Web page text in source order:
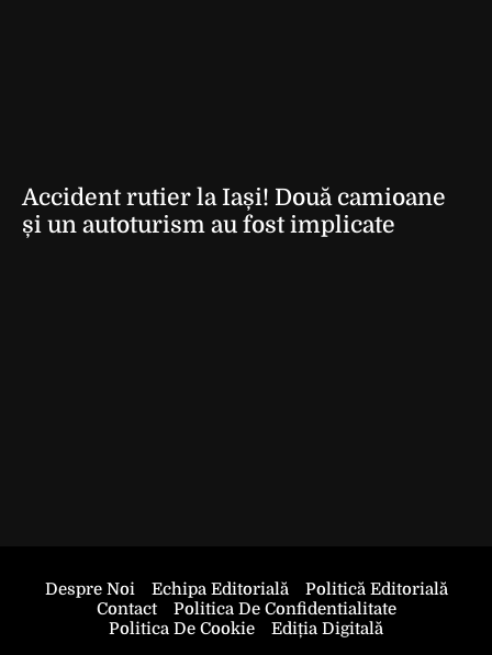
Accident rutier la Iași! Două camioane
și un autoturism au fost implicate
Despre Noi Echipa Editorială
Politică Editorială
Contact
Politica De Confidentialitate
Politica De Cookie
Ediția Digitală